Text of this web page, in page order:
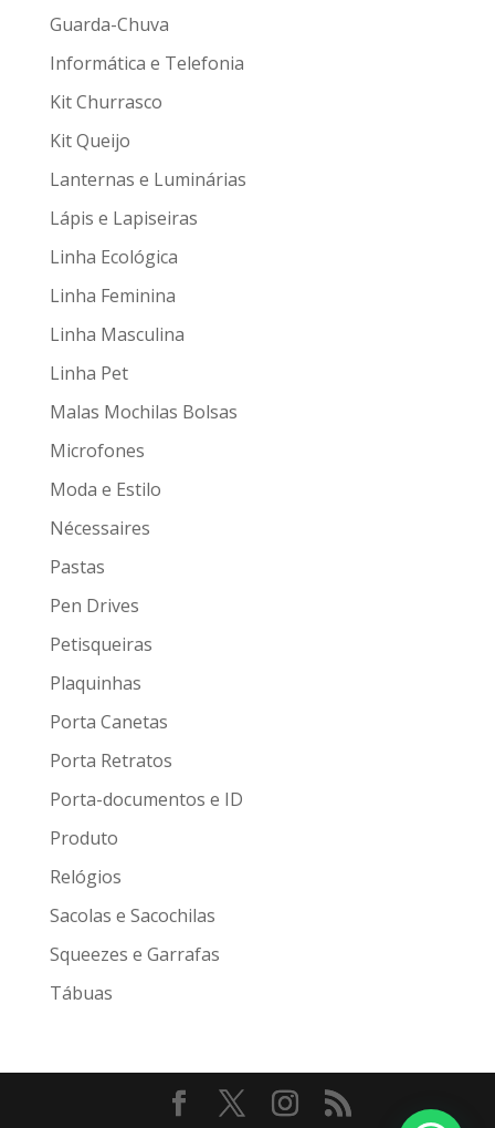
Guarda-Chuva
Informática e Telefonia
Kit Churrasco
Kit Queijo
Lanternas e Luminárias
Lápis e Lapiseiras
Linha Ecológica
Linha Feminina
Linha Masculina
Linha Pet
Malas Mochilas Bolsas
Microfones
Moda e Estilo
Nécessaires
Pastas
Pen Drives
Petisqueiras
Plaquinhas
Porta Canetas
Porta Retratos
Porta-documentos e ID
Produto
Relógios
Sacolas e Sacochilas
Squeezes e Garrafas
Tábuas